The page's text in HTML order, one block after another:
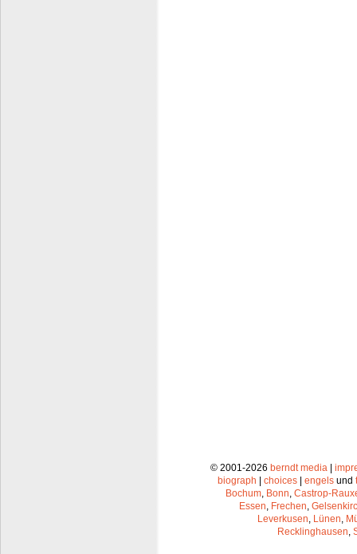
© 2001-2026 berndt media |
biograph | choices | engels und
Bochum Bonn Castrop-
Essen Frechen
Leverkusen Lünen
Recklinghausen